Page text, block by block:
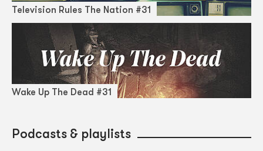
Television Rules The Nation #31
Wake Up The Dead #31
Podcasts & playlists